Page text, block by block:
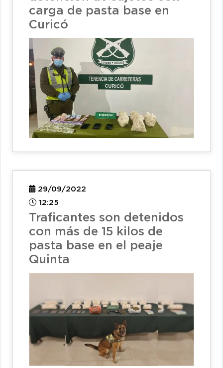
carga de pasta base en
Curicó
29/09/2022
12:25
Traficantes son detenidos
con más de 15 kilos de
pasta base en el peaje
Quinta